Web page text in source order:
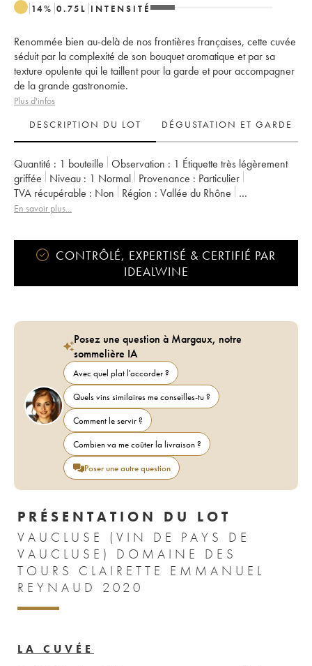
14% 0.75 L INTENSITÉ
Renommée bien au-delà de nos frontières françaises, cette cuvée
séduit par la complexité de son bouquet aromatique et par sa
texture opulente qui le taillent pour la garde et pour accompagner
de la grande gastronomie.
Plus d'infos
DESCRIPTION DU LOT
DÉGUSTATION ET GARDE
Quantité : 1 bouteille Observation : 1 Étiquette très légèrement
griffée
Niveau : 1 Normal Provenance : particulier
TVA récupérable :
non Région :
Vallée du Rhône
Appellation :
En savoir plus...
CONTRÔLÉ, EXPERTISÉ & CERTIFIÉ PAR
IDEALWINE
Posez une question à Margaux, notre
sommelière IA
Avec quel plat l'accorder ?
Quels vins similaires me conseilles-tu ?
Comment le servir ?
Combien va me coûter la livraison ?
Poser une autre question
PRÉSENTATION DU LOT
VAUCLUSE (VIN DE PAYS DE
VAUCLUSE) DOMAINE DES
TOURS CLAIRETTE EMMANUEL
REYNAUD 2020
LA CUVÉE